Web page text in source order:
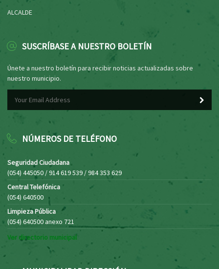
ALCALDE
SUSCRÍBASE A NUESTRO BOLETÍN
Únete a nuestro boletín para recibir noticias actualizadas sobre
nuestro municipio.
NÚMEROS DE TELÉFONO
Seguridad Ciudadana
(054) 445050 / 914 619 539 / 984 353 629
Central Telefónica
(054) 640500
Limpieza Pública
(054) 640500 anexo 721
Ver directorio municipal